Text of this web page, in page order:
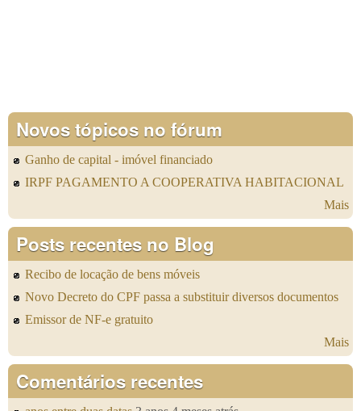
Novos tópicos no fórum
Ganho de capital - imóvel financiado
IRPF PAGAMENTO A COOPERATIVA HABITACIONAL
Mais
Posts recentes no Blog
Recibo de locação de bens móveis
Novo Decreto do CPF passa a substituir diversos documentos
Emissor de NF-e gratuito
Mais
Comentários recentes